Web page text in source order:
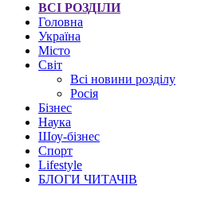
ВСІ РОЗДІЛИ
Головна
Україна
Місто
Світ
Всі новини розділу
Росія
Бізнес
Наука
Шоу-бізнес
Спорт
Lifestyle
БЛОГИ ЧИТАЧІВ